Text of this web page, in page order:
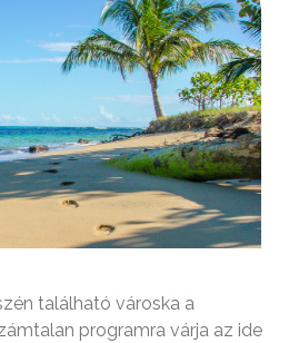
található városka a
programra várja az ide